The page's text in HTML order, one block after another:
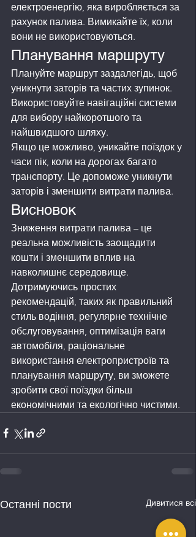
електроенергію, яка виробляється за
рахунок палива. Вимикайте їх, коли
вони не використовуються.
Планування маршруту
Плануйте маршрут заздалегідь, щоб
уникнути заторів та частих зупинок.
Використовуйте навігаційні системи
для вибору найкоротшого та
найшвидшого шляху.
Якщо це можливо, уникайте поїздок у
часи пік, коли на дорогах багато
транспорту. Це допоможе уникнути
заторів і зменшити витрати палива.
Висновок
Зниження витрати палива – це
реальна можливість заощадити
кошти і зменшити вплив на
навколишнє середовище.
Дотримуючись простих
рекомендацій, таких як правильний
стиль водіння, регулярне технічне
обслуговування, оптимізація ваги
автомобіля, раціональне
використання електропристроїв та
планування маршруту, ви зможете
зробити свої поїздки більш
економічними та екологічно чистими.
Останні пости Дивитися всі